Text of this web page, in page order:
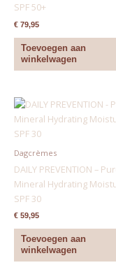
SPF 50+
€79,95
Toevoegen aan
winkelwagen
Dagcrèmes
DAILY PREVENTION –
Mineral Hydrating
SPF 30
€59,95
Toevoegen aan
winkelwagen